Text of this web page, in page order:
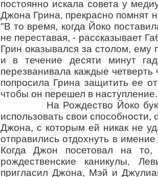
постоянно искала совета у
Джона Грина, прекрасно помнят
"В то время, когда Йоко
не переставая, - рассказывает
Грин оказывался за столом, ему
и в течение десяти минут
перезванивала каждые
попросила Грина защитить ее
чтобы он перешел в
На Рождество Йоко
использовать свои
Джона, с которым ей никак не
отправились отдохнуть в
Когда Джон посетовал на
рождественские каникулы,
пригласил Джона, Мэй и